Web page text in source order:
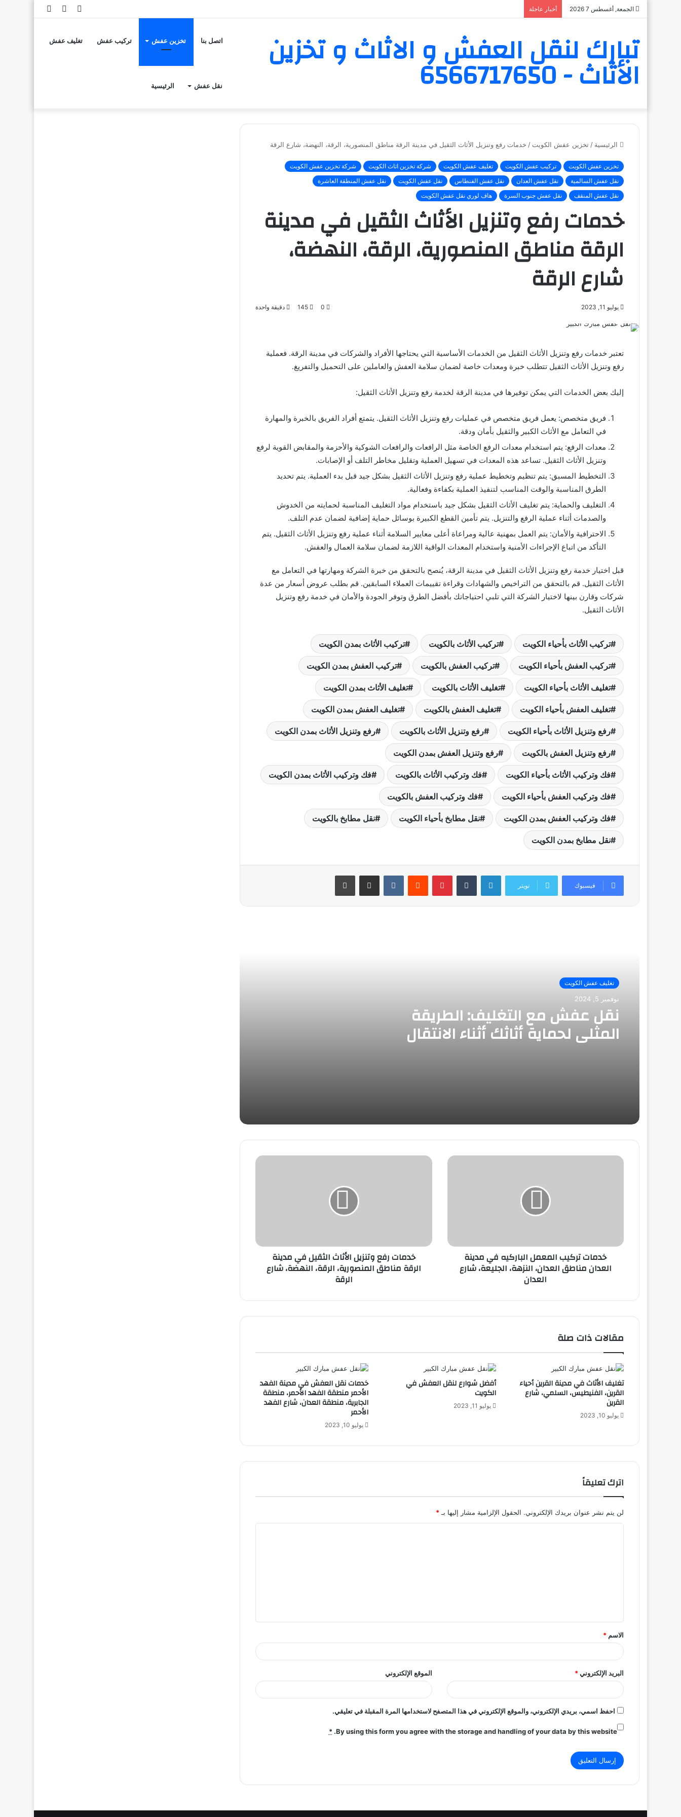
الجمعة, أغسطس 7 2026 أخبار عاجلة
إضافةمقالتسجيل
تبارك لنقل العفش و الاثاث و تخزين
الأثاث - 6566717650
اتصل بنا تخزين عفش تركيب عفش تغليف عفش
نقل عفش الرئيسية
الرئيسية / تخزين عفش الكويت / خدمات رفع وتنزيل الأثاث الثقيل في مدينة الرقة مناطق المنصورية، الرقة، النهضة، شارع الرقة
تخزين عفش الكويت تركيب عفش الكويت تغليف عفش الكويت شركة تخزين اثاث الكويت
شركة تخزين عفش الكويت
نقل عفش السالمية
نقل عفش العدان نقل عفش الفنطاس نقل عفش الكويت
نقل عفش المنطقة العاشرة
نقل عفش المنقف
نقل عفش جنوب السرة هاف لوري نقل عفش الكويت
خدمات رفع وتنزيل الأثاث الثقيل في مدينة
الرقة مناطق المنصورية، الرقة، النهضة،
شارع الرقة
يوليو 11, 2023 0
145 دقيقة واحدة
تعتبر خدمات رفع وتنزيل الأثاث الثقيل من الخدمات الأساسية التي يحتاجها الأفراد والشركات في مدينة الرقة. فعملية
رفع وتنزيل الأثاث الثقيل تتطلب خبرة ومعدات خاصة لضمان سلامة العفش والعاملين على التحميل والتفريغ.
إليك بعض الخدمات التي يمكن توفيرها في مدينة الرقة لخدمة رفع وتنزيل الأثاث الثقيل:
فريق متخصص: يعمل فريق متخصص في عمليات رفع وتنزيل الأثاث الثقيل. يتمتع أفراد الفريق بالخبرة والمهارة
في التعامل مع الأثاث الكبير والثقيل بأمان ودقة.
معدات الرفع: يتم استخدام معدات الرفع الخاصة مثل الرافعات والرافعات الشوكية والأحزمة والمقابض القوية لرفع
وتنزيل الأثاث الثقيل. تساعد هذه المعدات في تسهيل العملية وتقليل مخاطر التلف أو الإصابات.
التخطيط المسبق: يتم تنظيم وتخطيط عملية رفع وتنزيل الأثاث الثقيل بشكل جيد قبل بدء العملية. يتم تحديد
الطرق المناسبة والوقت المناسب لتنفيذ العملية بكفاءة وفعالية.
التغليف والحماية: يتم تغليف الأثاث الثقيل بشكل جيد باستخدام مواد التغليف المناسبة لحمايته من الخدوش
والصدمات أثناء عملية الرفع والتنزيل. يتم تأمين القطع الكبيرة بوسائل حماية إضافية لضمان عدم التلف.
الاحترافية والأمان: يتم العمل بمهنية عالية ومراعاة أعلى معايير السلامة أثناء عملية رفع وتنزيل الأثاث الثقيل. يتم
التأكد من اتباع الإجراءات الأمنية واستخدام المعدات الواقية اللازمة لضمان سلامة العمال والعفش.
قبل اختيار خدمة رفع وتنزيل الأثاث الثقيل في مدينة الرقة، يُنصح بالتحقق من خبرة الشركة ومهارتها في التعامل مع
الأثاث الثقيل. قم بالتحقق من التراخيص والشهادات وقراءة تقييمات العملاء السابقين. قم بطلب عروض أسعار من عدة
شركات وقارن بينها لاختيار الشركة التي تلبي احتياجاتك بأفضل الطرق وتوفر الجودة والأمان في خدمة رفع وتنزيل
الأثاث الثقيل.
تركيب الأثاث بأحياء الكويت تركيب الأثاث بالكويت تركيب الأثاث بمدن الكويت
تركيب العفش بأحياء الكويت تركيب العفش بالكويت تركيب العفش بمدن الكويت
تغليف الأثاث بأحياء الكويت تغليف الأثاث بالكويت تغليف الأثاث بمدن الكويت
تغليف العفش بأحياء الكويت تغليف العفش بالكويت تغليف العفش بمدن الكويت
رفع وتنزيل الأثاث بأحياء الكويت رفع وتنزيل الأثاث بالكويت رفع وتنزيل الأثاث بمدن الكويت
رفع وتنزيل العفش بالكويت رفع وتنزيل العفش بمدن الكويت
فك وتركيب الأثاث بأحياء الكويت فك وتركيب الأثاث بالكويت فك وتركيب الأثاث بمدن الكويت
فك وتركيب العفش بأحياء الكويت فك وتركيب العفش بالكويت
فك وتركيب العفش بمدن الكويت نقل مطابخ بأحياء الكويت نقل مطابخ بالكويت
نقل مطابخ بمدن الكويت
فيسبوك تويتر
لينكدإن ‏Tumblr بينتيريست
‏Reddit
‏VKontakte مشاركة عبر البريد طباعة
تغليف عفش الكويت
نوفمبر 5, 2024
نقل عفش مع التغليف: الطريقة
المثلى لحماية أثاثك أثناء الانتقال
نقل عفش مع التغليف: الطريقة المثلى
لحماية أثاثك أثناء الانتقال
تفكيك قطع الأثاث: نصائح لنقل العفش
شركة نقل عفش وتغليف الكويت: دليل
نقل العفش المهبول: تجربة مريحة ومنظمة
نقل مخازن في الكويت-استراتيجية فعالة
لضمان الانتقال الناجح
خدمات تركيب المعمل الباركيه في مدينة
العدان مناطق العدان، النزهة، الجليعة، شارع
العدان
خدمات رفع وتنزيل الأثاث الثقيل في مدينة
الرقة مناطق المنصورية، الرقة، النهضة، شارع
الرقة
مقالات ذات صلة
تغليف الأثاث في مدينة القرين أحياء
القرين، الفنيطيس، السلمي، شارع
القرين
يوليو 10, 2023
أفضل شوارع لنقل العفش في
الكويت
يوليو 11, 2023
خدمات نقل العفش في مدينة الفهد
الأحمر منطقة الفهد الأحمر، منطقة
الجابرية، منطقة العدان، شارع الفهد
الأحمر
يوليو 10, 2023
اترك تعليقاً
لن يتم نشر عنوان بريدك الإلكتروني. الحقول الإلزامية مشار إليها بـ*
ق
*
الاسم*
البريد الإلكتروني* الموقع الإلكتروني
احفظ اسمي، بريدي الإلكتروني، والموقع الإلكتروني في هذا المتصفح لاستخدامها المرة المقبلة في تعليقي.
By using this form you agree with the storage and handling of your data by this website.
*